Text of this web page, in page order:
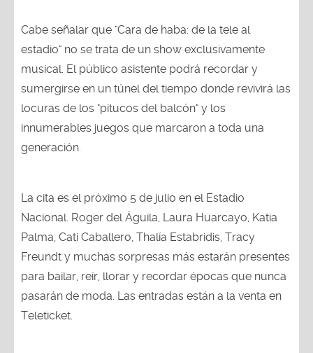
estadio" no se trata de un show exclusivamente
musical. El público asistente podrá recordar y
sumergirse en un túnel del tiempo donde revivirá las
locuras de los "pitucos del balcón" y los
innumerables juegos que marcaron a toda una
generación.
Nacional. Roger del Águila, Laura Huarcayo, Katia
Palma, Cati Caballero, Thalía Estabridis, Tracy
Freundt y muchas sorpresas más estarán presentes
para bailar, reír, llorar y recordar épocas que nunca
pasarán de moda. Las entradas están a la venta en
Teleticket.